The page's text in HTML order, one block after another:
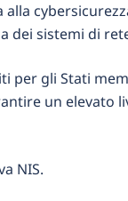
alla
dei sistemi di
per gli Stati
un elevato
NIS.